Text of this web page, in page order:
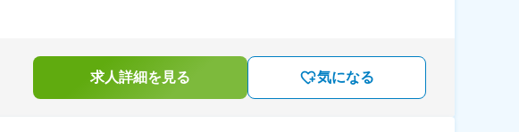
求人詳細を見る 気になる